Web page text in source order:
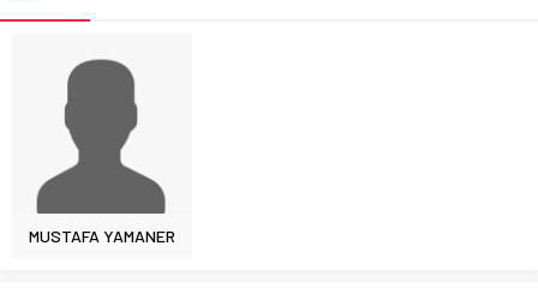
MUSTAFA YAMANER